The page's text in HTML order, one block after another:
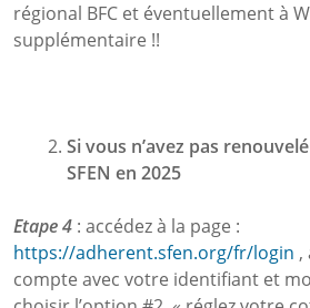
régional BFC et éventuellement à
supplémentaire !!
Si vous n’avez pas
SFEN en 2025
Etape 4 : accédez à la page :
https://adherent.sfen.org/fr/login ,
compte avec votre identifiant et